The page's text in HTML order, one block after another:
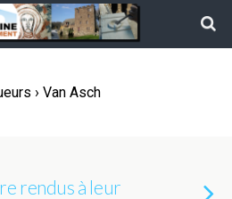
› Van Asch
rendus à leur